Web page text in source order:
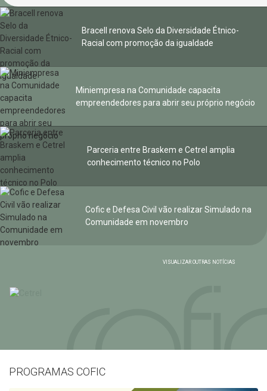
Bracell renova Selo da Diversidade Étnico-
Racial com promoção da igualdade
Miniempresa na Comunidade capacita
empreendedores para abrir seu próprio negócio
Parceria entre Braskem e Cetrel amplia
conhecimento técnico no Polo
Cofic e Defesa Civil vão realizar Simulado na
Comunidade em novembro
VISUALIZAR OUTRAS NOTÍCIAS
PROGRAMAS COFIC